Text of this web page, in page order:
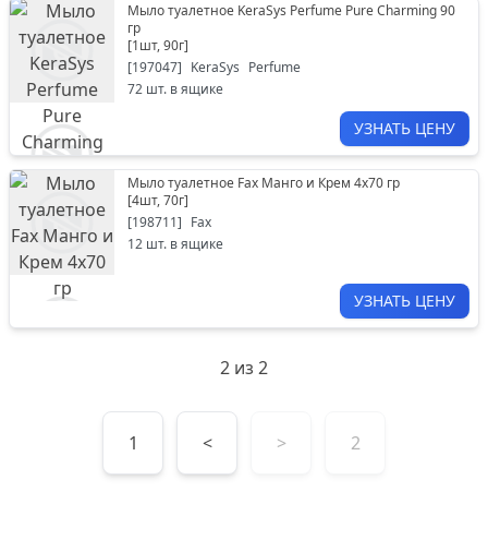
Мыло туалетное KeraSys Perfume Pure Charming 90
гр
[1шт, 90г]
[197047] KeraSys Perfume
72 шт. в ящике
УЗНАТЬ ЦЕНУ
Мыло туалетное Fax Манго и Крем 4х70 гр
[4шт, 70г]
[198711] Fax
12 шт. в ящике
УЗНАТЬ ЦЕНУ
2 из 2
1 < > 2